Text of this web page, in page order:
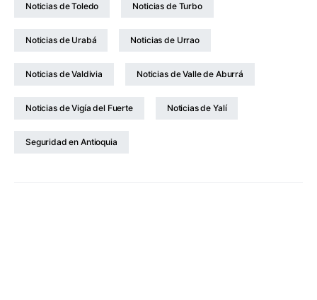
Noticias de Toledo Noticias de Turbo
Noticias de Urabá Noticias de Urrao
Noticias de Valdivia Noticias de Valle de Aburrá
Noticias de Vigía del Fuerte Noticias de Yalí
Seguridad en Antioquia